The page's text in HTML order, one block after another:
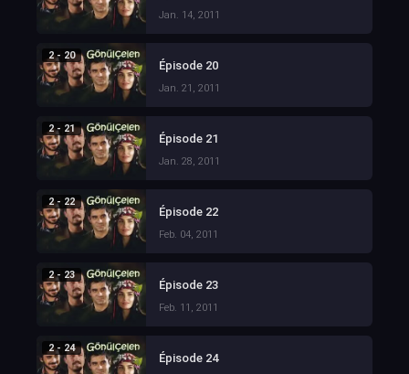
Jan. 14, 2011
2 - 20
Épisode 20
Jan. 21, 2011
2 - 21
Épisode 21
Jan. 28, 2011
2 - 22
Épisode 22
Feb. 04, 2011
2 - 23
Épisode 23
Feb. 11, 2011
2 - 24
Épisode 24